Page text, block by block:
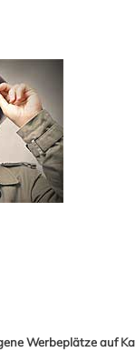
Werbeplätze auf